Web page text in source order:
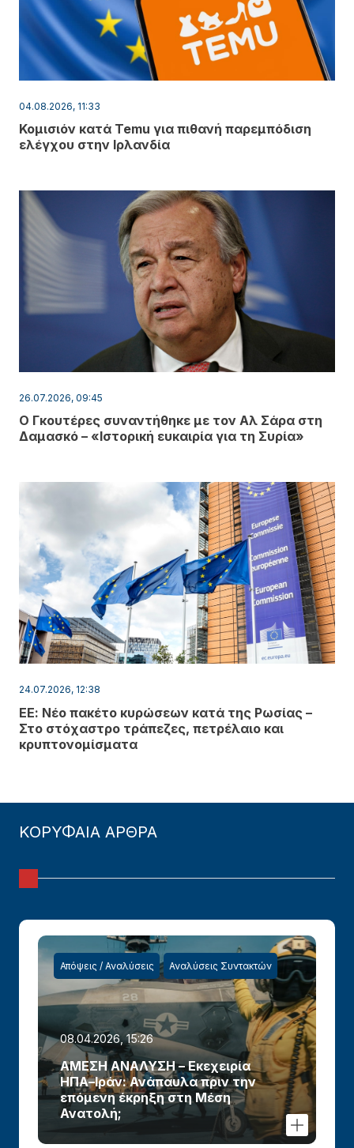
04.08.2026, 11:33
Κομισιόν κατά Temu για πιθανή παρεμπόδιση
ελέγχου στην Ιρλανδία
26.07.2026, 09:45
Ο Γκουτέρες συναντήθηκε με τον Αλ Σάρα στη
Δαμασκό – «Ιστορική ευκαιρία για τη Συρία»
24.07.2026, 12:38
ΕΕ: Νέο πακέτο κυρώσεων κατά της Ρωσίας –
Στο στόχαστρο τράπεζες, πετρέλαιο και
κρυπτονομίσματα
ΚΟΡΥΦΑΙΑ ΑΡΘΡΑ
Απόψεις / Αναλύσεις Αναλύσεις Συντακτών
08.04.2026, 15:26
ΑΜΕΣΗ ΑΝΑΛΥΣΗ – Εκεχειρία
ΗΠΑ–Ιράν: Ανάπαυλα πριν την
επόμενη έκρηξη στη Μέση
Ανατολή;